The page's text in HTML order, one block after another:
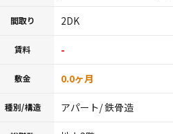
間取り 2DK
賃料 -
敷金 0.0ヶ月
種別/構造 アパート/ 鉄骨造